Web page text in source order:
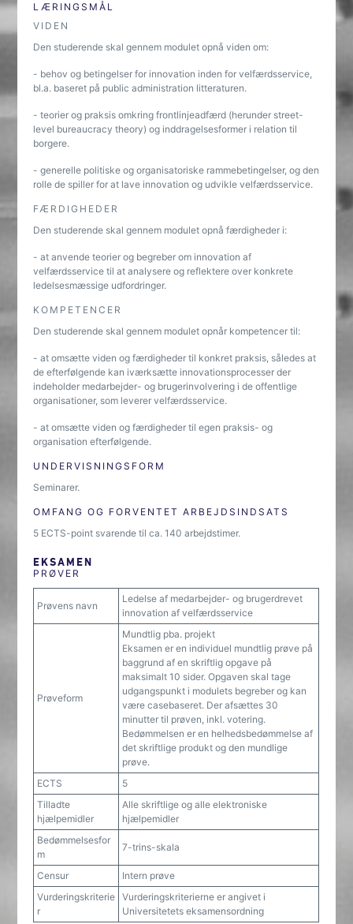
LÆRINGSMÅL
VIDEN
Den studerende skal gennem modulet opnå viden om:
- behov og betingelser for innovation inden for velfærdsservice,
bl.a. baseret på public administration litteraturen.
- teorier og praksis omkring frontlinjeadfærd (herunder street-
level bureaucracy theory) og inddragelsesformer i relation til
borgere.
- generelle politiske og organisatoriske rammebetingelser, og den
rolle de spiller for at lave innovation og udvikle velfærdsservice.
FÆRDIGHEDER
Den studerende skal gennem modulet opnå færdigheder i:
- at anvende teorier og begreber om innovation af
velfærdsservice til at analysere og reflektere over konkrete
ledelsesmæssige udfordringer.
KOMPETENCER
Den studerende skal gennem modulet opnår kompetencer til:
- at omsætte viden og færdigheder til konkret praksis, således at
de efterfølgende kan iværksætte innovationsprocesser der
indeholder medarbejder- og brugerinvolvering i de offentlige
organisationer, som leverer velfærdsservice.
- at omsætte viden og færdigheder til egen praksis- og
organisation efterfølgende.
UNDERVISNINGSFORM
Seminarer.
OMFANG OG FORVENTET ARBEJDSINDSATS
5 ECTS-point svarende til ca. 140 arbejdstimer.
EKSAMEN
PRØVER
Prøvens navn
Ledelse af medarbejder- og brugerdrevet
innovation af velfærdsservice
Prøveform
Mundtlig pba. projekt
Eksamen er en individuel mundtlig prøve på
baggrund af en skriftlig opgave på
maksimalt 10 sider. Opgaven skal tage
udgangspunkt i modulets begreber og kan
være casebaseret. Der afsættes 30
minutter til prøven, inkl. votering.
Bedømmelsen er en helhedsbedømmelse af
det skriftlige produkt og den mundlige
prøve.
ECTS
5
Tilladte
hjælpemidler
Alle skriftlige og alle elektroniske
hjælpemidler
Bedømmelsesfor
m
7-trins-skala
Censur
Intern prøve
Vurderingskriterie
r
Vurderingskriterierne er angivet i
Universitetets eksamensordning